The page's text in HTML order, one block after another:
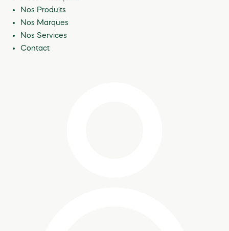
Nos Produits
Nos Marques
Nos Services
Contact